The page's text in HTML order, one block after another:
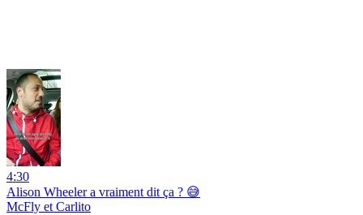
4:30
Alison Wheeler a vraiment dit ça ? 😅
McFly et Carlito